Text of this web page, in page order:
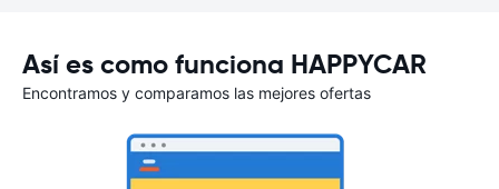
Así es como funciona HAPPYCAR
Encontramos y comparamos las mejores ofertas